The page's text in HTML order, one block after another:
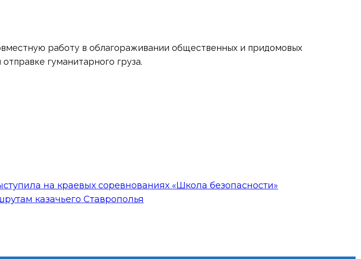
работу в облагораживании общественных и придомовых
гуманитарного груза.
на краевых соревнованиях «Школа безопасности»
казачьего Ставрополья